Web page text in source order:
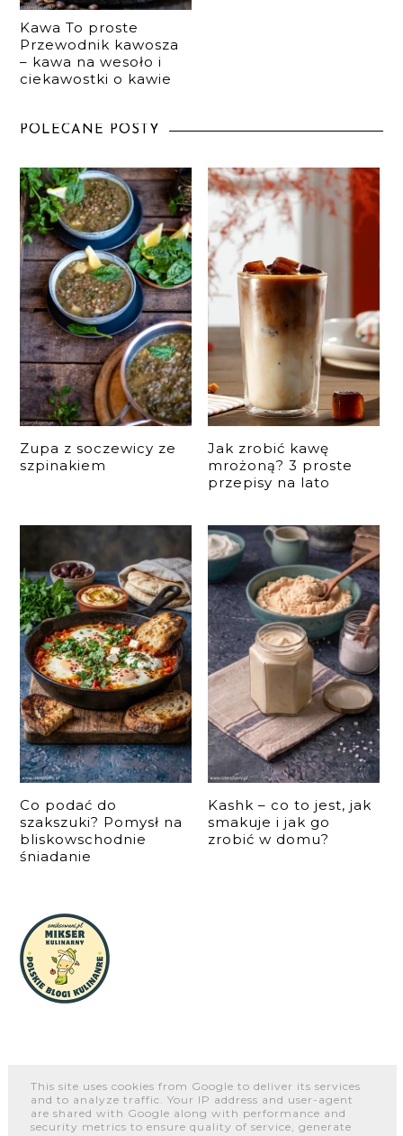
Kawa To proste
Przewodnik kawosza
– kawa na wesoło i
ciekawostki o kawie
POLECANE POSTY
Zupa z soczewicy ze
szpinakiem
Jak zrobić kawę
mrożoną? 3 proste
przepisy na lato
Co podać do
szakszuki? Pomysł na
bliskowschodnie
śniadanie
Kashk – co to jest, jak
smakuje i jak go
zrobić w domu?
O NAS WSPÓŁPRACA I KONTAKT PORTFOLIO
This site uses cookies from Google to deliver its services
and to analyze traffic. Your IP address and user-agent
are shared with Google along with performance and
security metrics to ensure quality of service, generate